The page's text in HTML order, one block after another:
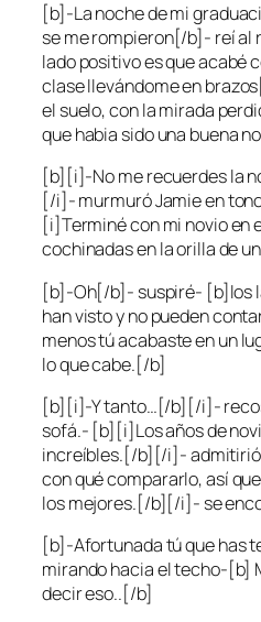
[b]-La noche de mi
se me rompieron[/b]- reí al
lado positivo es que acabé
clase llevándome en
el suelo, con la mirada
que habia sido una buena
[b][i]-No me recuerdes la
[/i]- murmuró Jamie en
[i]Terminé con mi novio en
cochinadas en la orilla de
[b]-Oh[/b]- suspiré- [b]los
han visto y no pueden
menos tú acabaste en un
lo que cabe.[/b]
[b][i]-Y tanto…[/b][/i]-
sofá.- [b][i]Los años de
increíbles.[/b][/i]-
con qué compararlo, así
los mejores.[/b][/i]- se
[b]-Afortunada tú que has
mirando hacia el techo-[b]
decir eso..[/b]